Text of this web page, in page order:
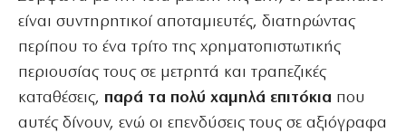
είναι συντηρητικοί αποταμιευτές, διατηρώντας
περίπου το ένα τρίτο της χρηματοπιστωτικής
περιουσίας τους σε μετρητά και τραπεζικές
καταθέσεις, παρά τα πολύ χαμηλά επιτόκια που
αυτές δίνουν, ενώ οι επενδύσεις τους σε αξιόγραφα